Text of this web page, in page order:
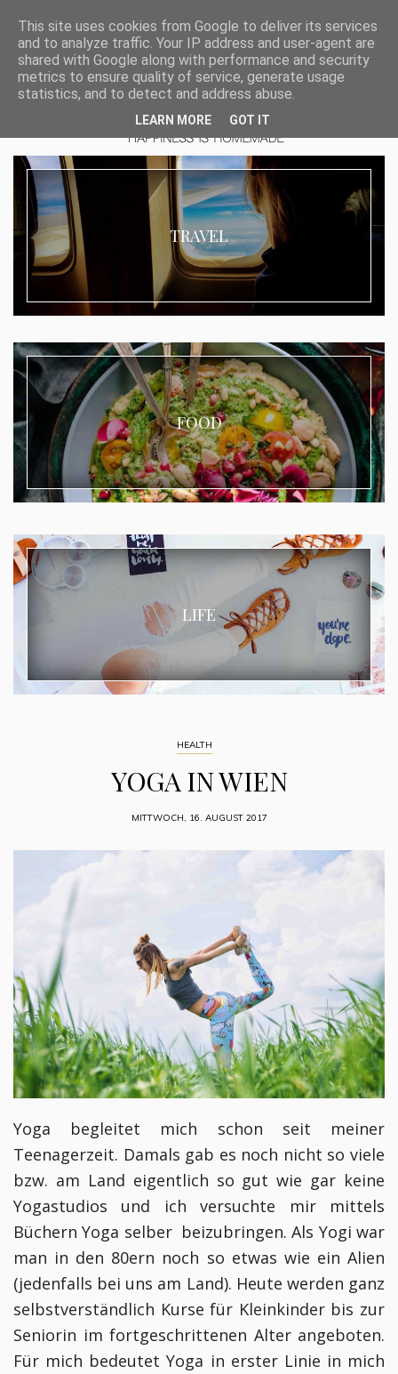
TRAVEL
FOOD
LIFE
HEALTH
YOGA IN WIEN
MITTWOCH, 16. AUGUST 2017
Yoga begleitet mich schon seit meiner
Teenagerzeit. Damals gab es noch nicht so viele
bzw. am Land eigentlich so gut wie gar keine
Yogastudios und ich versuchte mir mittels
Büchern Yoga selber beizubringen. Als Yogi war
man in den 80ern noch so etwas wie ein Alien
(jedenfalls bei uns am Land). Heute werden ganz
selbstverständlich Kurse für Kleinkinder bis zur
Seniorin im fortgeschrittenen Alter angeboten.
Für mich bedeutet Yoga in erster Linie in mich
This site uses cookies from Google to deliver its services
and to analyze traffic. Your IP address and user-agent are
shared with Google along with performance and security
metrics to ensure quality of service, generate usage
statistics, and to detect and address abuse.
LEARN MORE GOT IT